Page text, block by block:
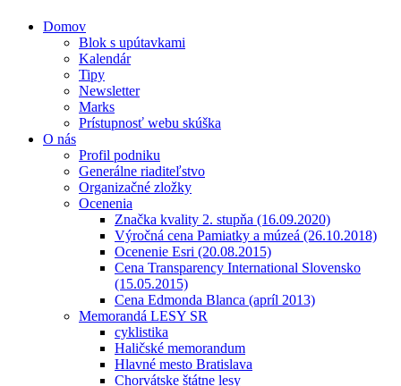
Domov
Blok s upútavkami
Kalendár
Tipy
Newsletter
Marks
Prístupnosť webu skúška
O nás
Profil podniku
Generálne riaditeľstvo
Organizačné zložky
Ocenenia
Značka kvality 2. stupňa (16.09.2020)
Výročná cena Pamiatky a múzeá (26.10.2018)
Ocenenie Esri (20.08.2015)
Cena Transparency International Slovensko
(15.05.2015)
Cena Edmonda Blanca (apríl 2013)
Memorandá LESY SR
cyklistika
Haličské memorandum
Hlavné mesto Bratislava
Chorvátske štátne lesy